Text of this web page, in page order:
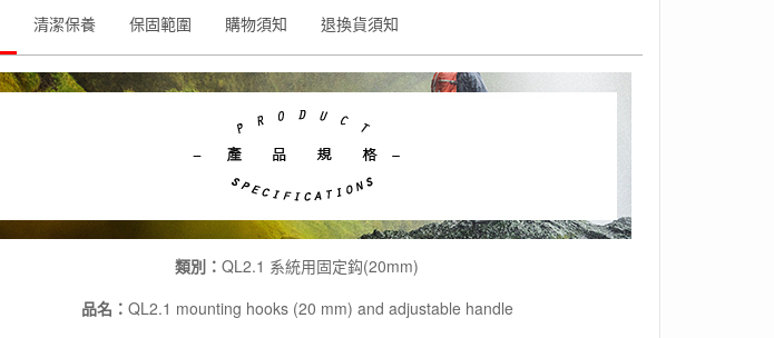
清潔保養 保固範圍 購物須知 退換貨須知
類別：QL2.1 系統用固定鈎(20mm)
品名： QL2.1 mounting hooks (20 mm) and adjustable handle